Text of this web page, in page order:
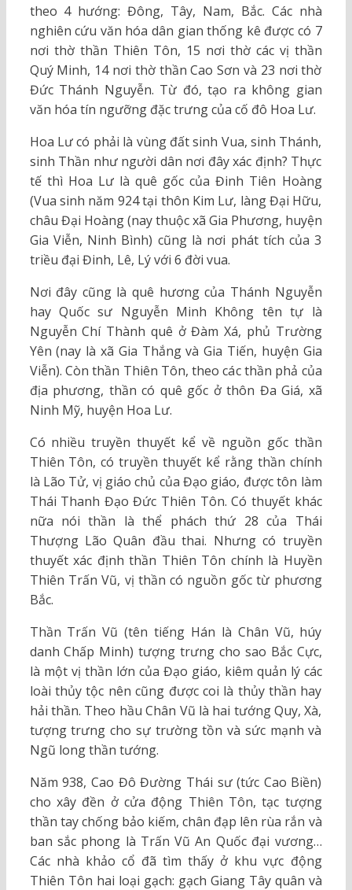
theo 4 hướng: Đông, Tây, Nam, Bắc. Các nhà
nghiên cứu văn hóa dân gian thống kê được có 7
nơi thờ thần Thiên Tôn, 15 nơi thờ các vị thần
Quý Minh, 14 nơi thờ thần Cao Sơn và 23 nơi thờ
Đức Thánh Nguyễn. Từ đó, tạo ra không gian
văn hóa tín ngưỡng đặc trưng của cố đô Hoa Lư.
Hoa Lư có phải là vùng đất sinh Vua, sinh Thánh,
sinh Thần như người dân nơi đây xác định? Thực
tế thì Hoa Lư là quê gốc của Đinh Tiên Hoàng
(Vua sinh năm 924 tại thôn Kim Lư, làng Đại Hữu,
châu Đại Hoàng (nay thuộc xã Gia Phương, huyện
Gia Viễn, Ninh Bình) cũng là nơi phát tích của 3
triều đại Đinh, Lê, Lý với 6 đời vua.
Nơi đây cũng là quê hương của Thánh Nguyễn
hay Quốc sư Nguyễn Minh Không tên tự là
Nguyễn Chí Thành quê ở Đàm Xá, phủ Trường
Yên (nay là xã Gia Thắng và Gia Tiến, huyện Gia
Viễn). Còn thần Thiên Tôn, theo các thần phả của
địa phương, thần có quê gốc ở thôn Đa Giá, xã
Ninh Mỹ, huyện Hoa Lư.
Có nhiều truyền thuyết kể về nguồn gốc thần
Thiên Tôn, có truyền thuyết kể rằng thần chính
là Lão Tử, vị giáo chủ của Đạo giáo, được tôn làm
Thái Thanh Đạo Đức Thiên Tôn. Có thuyết khác
nữa nói thần là thể phách thứ 28 của Thái
Thượng Lão Quân đầu thai. Nhưng có truyền
thuyết xác định thần Thiên Tôn chính là Huyền
Thiên Trấn Vũ, vị thần có nguồn gốc từ phương
Bắc.
Thần Trấn Vũ (tên tiếng Hán là Chân Vũ, húy
danh Chấp Minh) tượng trưng cho sao Bắc Cực,
là một vị thần lớn của Đạo giáo, kiêm quản lý các
loài thủy tộc nên cũng được coi là thủy thần hay
hải thần. Theo hầu Chân Vũ là hai tướng Quy, Xà,
tượng trưng cho sự trường tồn và sức mạnh và
Ngũ long thần tướng.
Năm 938, Cao Đô Đường Thái sư (tức Cao Biền)
cho xây đền ở cửa động Thiên Tôn, tạc tượng
thần tay chống bảo kiếm, chân đạp lên rùa rắn và
ban sắc phong là Trấn Vũ An Quốc đại vương…
Các nhà khảo cổ đã tìm thấy ở khu vực động
Thiên Tôn hai loại gạch: gạch Giang Tây quân và